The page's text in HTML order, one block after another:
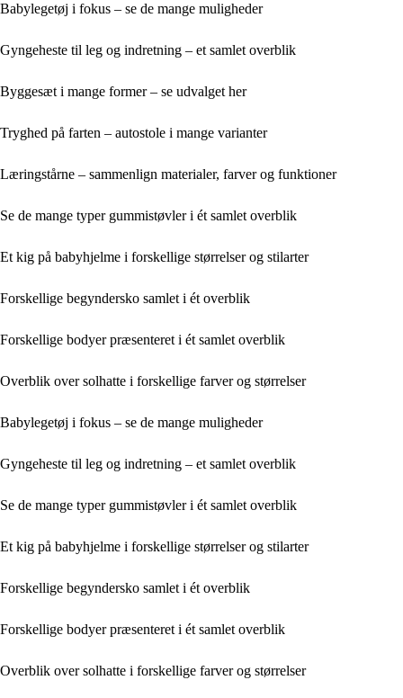
Babylegetøj i fokus – se de mange muligheder
Gyngeheste til leg og indretning – et samlet overblik
Byggesæt i mange former – se udvalget her
Tryghed på farten – autostole i mange varianter
Læringstårne – sammenlign materialer, farver og funktioner
Se de mange typer gummistøvler i ét samlet overblik
Et kig på babyhjelme i forskellige størrelser og stilarter
Forskellige begyndersko samlet i ét overblik
Forskellige bodyer præsenteret i ét samlet overblik
Overblik over solhatte i forskellige farver og størrelser
Babylegetøj i fokus – se de mange muligheder
Gyngeheste til leg og indretning – et samlet overblik
Se de mange typer gummistøvler i ét samlet overblik
Et kig på babyhjelme i forskellige størrelser og stilarter
Forskellige begyndersko samlet i ét overblik
Forskellige bodyer præsenteret i ét samlet overblik
Overblik over solhatte i forskellige farver og størrelser